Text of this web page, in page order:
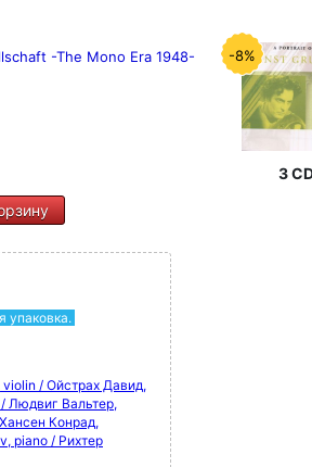
-The Mono Era 1948-
упаковка.
/ Ойстрах Давид,
Людвиг Вальтер,
Конрад,
piano / Рихтер
-8%
3